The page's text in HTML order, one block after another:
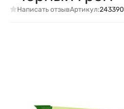
Написать отзывАртикул:243390